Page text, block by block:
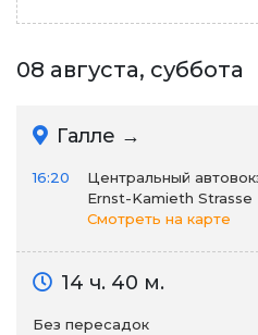
08 августа, суббота
Галле →
16:20
Центральный
Ernst-Kamieth Strasse
Смотреть на карте
14 ч. 40 м.
Без пересадок